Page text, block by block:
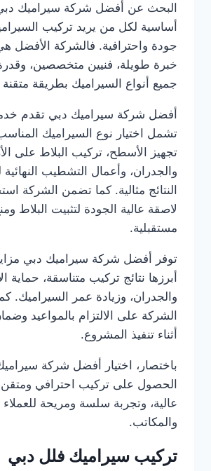
البحث عن أفضل شركة سيراميك
أساسية لكل من يريد تركيب
جودة واحترافية. فالشركة الأفضل
خبرة طويلة، فنيين متخصصين،
جميع أنواع السيراميك بطريقة
أفضل شركة سيراميك دبي تقدم
تشمل اختيار نوع السيراميك
تجهيز الأسطح، تركيب البلاط على
والجدران، وأعمال التشطيب النهائية
النتائج مثالية. كما تضمن الشركة
لاصقة عالية الجودة لتثبيت البلاط
مستقبلية.
توفر أفضل شركة سيراميك دبي
أبرزها نتائج تركيب متناسقة، حماية
والجدران، وزيادة عمر السيراميك.
الشركة على الالتزام بالمواعيد
أثناء تنفيذ المشروع.
باختصار، اختيار أفضل شركة
الحصول على تركيب احترافي ومتقن،
عالية، وتجربة سلسة ومريحة
والمكاتب.
تركيب سيراميك فلل دبي